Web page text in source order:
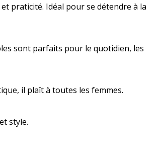
praticité. Idéal pour se détendre à la
sont parfaits pour le quotidien, les
il plaît à toutes les femmes.
style.